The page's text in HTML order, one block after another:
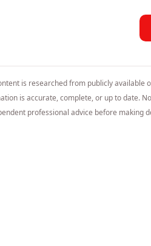
is researched from publicly
is accurate, complete, or up to date.
professional advice before making